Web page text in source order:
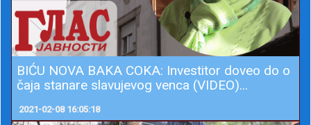
BIĆU NOVA BAKA COKA: Investitor doveo do o
čaja stanare slavujevog venca (VIDEO)...
2021-02-08 16:05:18